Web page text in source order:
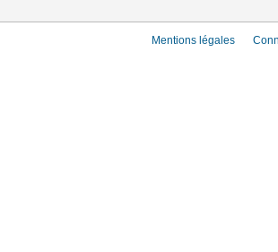
Mentions légales